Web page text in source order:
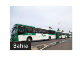
Bahia